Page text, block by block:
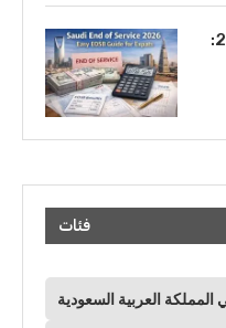
نهاية الخدمة في السعودية 2026:
فئات
المملكة العربية السعودية